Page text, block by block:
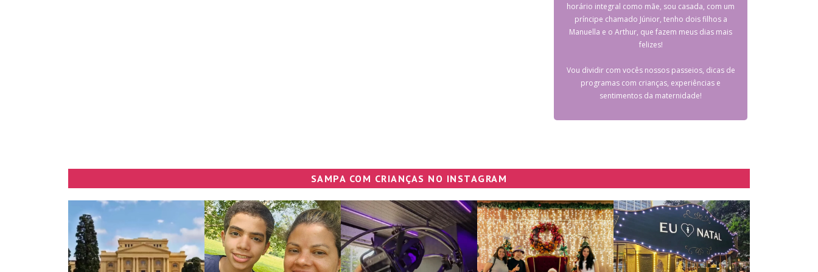
horário integral como mãe, sou casada, com um
príncipe chamado Júnior, tenho dois filhos a
Manuella e o Arthur, que fazem meus dias mais
felizes!
Vou dividir com vocês nossos passeios, dicas de
programas com crianças, experiências e
sentimentos da maternidade!
SAMPA COM CRIANÇAS NO INSTAGRAM